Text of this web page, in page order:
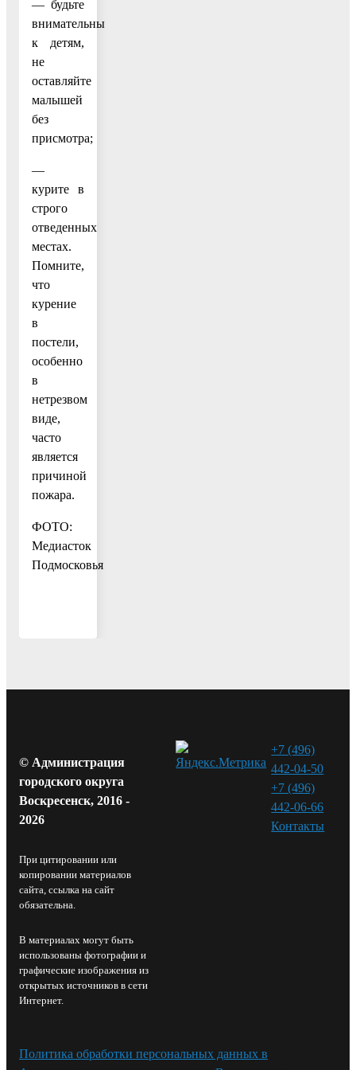
— будьте
внимательны
к детям,
не
оставляйте
малышей
без
присмотра;
—
курите в
строго
отведенных
местах.
Помните,
что
курение
в
постели,
особенно
в
нетрезвом
виде,
часто
является
причиной
пожара.
ФОТО:
Медиасток
Подмосковья
© Администрация
городского округа
Воскресенск, 2016 -
2026
При цитировании или
копировании материалов
сайта, ссылка на сайт
обязательна.
В материалах могут быть
использованы фотографии и
графические изображения из
открытых источников в сети
Интернет.
+7 (496)
442-04-50
+7 (496)
442-06-66
Контакты⁠
Политика обработки персональных данных в